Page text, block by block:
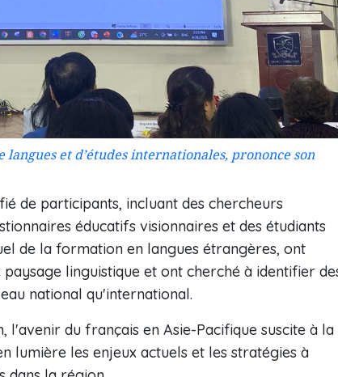
et d’études internationales, prononce son
de participants, incluant des chercheurs
éducatifs visionnaires et des étudiants
de la formation en langues étrangères, ont
linguistique et ont cherché à identifier
national qu'international.
l'avenir du français en Asie-Pacifique suscite à la
lumière les enjeux actuels et les stratégies à